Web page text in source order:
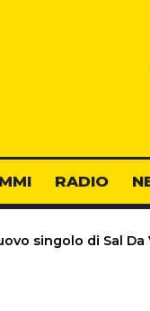
RADIO
singolo di Sal